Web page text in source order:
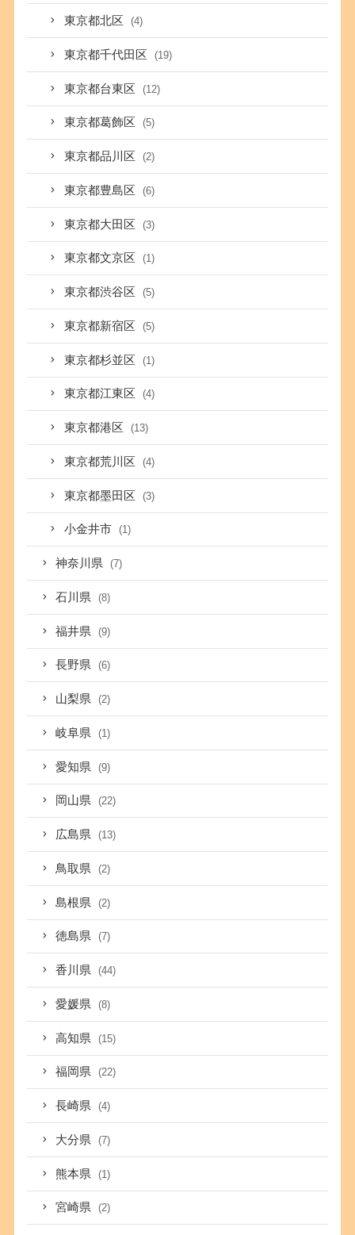
東京都北区 (4)
東京都千代田区 (19)
東京都台東区 (12)
東京都葛飾区 (5)
東京都品川区 (2)
東京都豊島区 (6)
東京都大田区 (3)
東京都文京区 (1)
東京都渋谷区 (5)
東京都新宿区 (5)
東京都杉並区 (1)
東京都江東区 (4)
東京都港区 (13)
東京都荒川区 (4)
東京都墨田区 (3)
小金井市 (1)
神奈川県 (7)
石川県 (8)
福井県 (9)
長野県 (6)
山梨県 (2)
岐阜県 (1)
愛知県 (9)
岡山県 (22)
広島県 (13)
鳥取県 (2)
島根県 (2)
徳島県 (7)
香川県 (44)
愛媛県 (8)
高知県 (15)
福岡県 (22)
長崎県 (4)
大分県 (7)
熊本県 (1)
宮崎県 (2)